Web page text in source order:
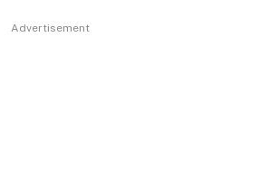
Advertisement